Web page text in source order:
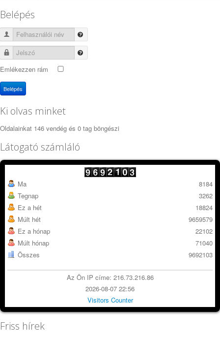
Belépés
Felhasználói név
Jelszó
Emlékezzen rám
Belépés
Ki olvas minket
Oldalainkat 146 vendég és 0 tag böngészi
Látogató számláló
Ma
Tegnap
Ez a hét
Múlt hét
Ez a hónap
Múlt hónap
Összes
8184
3262
18824
9659579
22102
71040
9692103
Az Ön IP címe: 216.73.216.86
2026-08-07 22:56
Visitors Counter
Friss hírek